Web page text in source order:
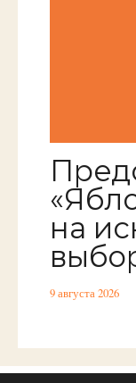
на
9 августа 2026